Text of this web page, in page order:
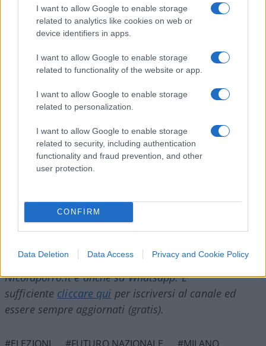
I want to allow Google to enable storage
related to analytics like cookies on web or
device identifiers in apps.
I want to allow Google to enable storage
related to functionality of the website or app.
I want to allow Google to enable storage
related to personalization.
I want to allow Google to enable storage
related to security, including authentication
functionality and fraud prevention, and other
user protection.
CONFIRM
Data Deletion Data Access Privacy and Cookie Policy
dobbiamo andare avanti tutti insieme, ma molto
probabilmente perderemo per strada Forza Italia,
A livello nazionale invece? Vi presenterete con
il centrodestra, anche se larga parte della
coalizione come Noi Moderati o esponenti
della Lega non vi vogliono?
Se non ci vogliono non ci potremo presentare. È
Il nostro obiettivo è superare Forza Italia nei
sondaggi, che in Europa vota come il Pd. Sono
Nicolaporro.it è anche su Whatsapp. È
sufficiente cliccare qui per iscriversi al canale ed
essere sempre aggiornati (gratis).
#ELEZIONI #FUTURO NAZIONALE
#MILANO